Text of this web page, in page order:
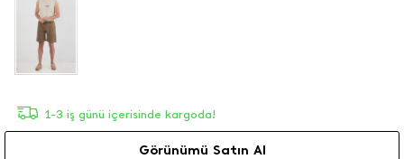
1-3 iş günü içerisinde kargoda!
Görünümü Satın Al